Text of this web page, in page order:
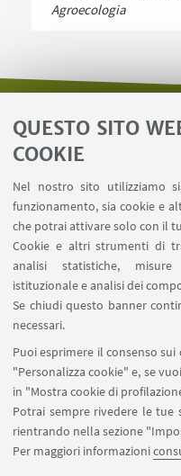
QUESTO SITO
COOKIE
Nel nostro sito utilizziamo
funzionamento, sia cookie e
che potrai attivare solo con il
Cookie e altri strumenti di
analisi statistiche, misure
istituzionale e analisi dei
Se chiudi questo banner
necessari.
Puoi esprimere il consenso
"Personalizza cookie" e, se
in "Mostra cookie di
Potrai sempre rivedere le tue
rientrando nella sezione
Per maggiori informazioni
Agroecologia
SEGUI IL